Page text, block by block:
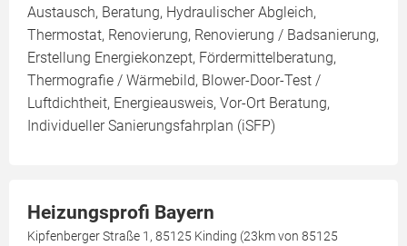
Austausch, Beratung, Hydraulischer Abgleich,
Thermostat, Renovierung, Renovierung / Badsanierung,
Erstellung Energiekonzept, Fördermittelberatung,
Thermografie / Wärmebild, Blower-Door-Test /
Luftdichtheit, Energieausweis, Vor-Ort Beratung,
Individueller Sanierungsfahrplan (iSFP)
Heizungsprofi Bayern
Kipfenberger Straße 1, 85125 Kinding (23km von 85125